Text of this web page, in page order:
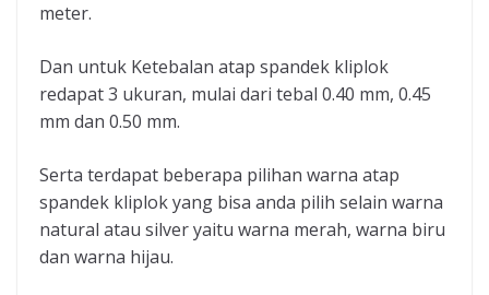
meter.
Dan untuk Ketebalan atap spandek kliplok
redapat 3 ukuran, mulai dari tebal 0.40 mm, 0.45
mm dan 0.50 mm.
Serta terdapat beberapa pilihan warna atap
spandek kliplok yang bisa anda pilih selain warna
natural atau silver yaitu warna merah, warna biru
dan warna hijau.